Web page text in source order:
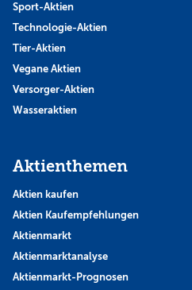
Sport-Aktien
Technologie-Aktien
Tier-Aktien
Vegane Aktien
Versorger-Aktien
Wasseraktien
Aktienthemen
Aktien kaufen
Aktien Kaufempfehlungen
Aktienmarkt
Aktienmarktanalyse
Aktienmarkt-Prognosen